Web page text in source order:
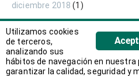
diciembre 2018 (1)
noviembre 2018(3)
octubre 2018(1)
Utilizamos cookies
de terceros,
analizando sus
hábitos de navegación en nuestra
garantizar la calidad, seguridad y